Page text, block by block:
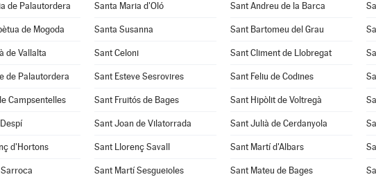
de Palautordera Santa Maria d'Oló Sant Andreu de la Barca
de Mogoda Santa Susanna Sant Bartomeu del Grau
de Vallalta Sant Celoni Sant Climent de Llobregat
de Palautordera Sant Esteve Sesrovires Sant Feliu de Codines
Campsentelles Sant Fruitós de Bages Sant Hipòlit de Voltregà
Sant Joan de Vilatorrada Sant Julià de Cerdanyola
d'Hortons Sant Llorenç Savall Sant Martí d'Albars
Sant Martí Sesgueioles Sant Mateu de Bages